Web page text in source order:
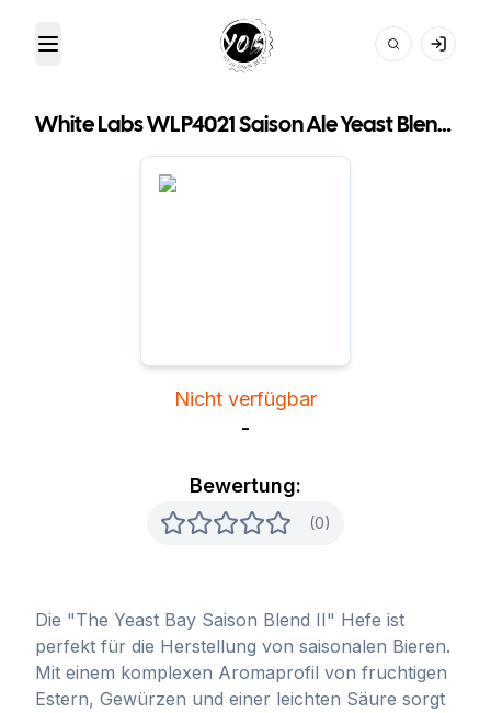
Toggle Menu Your Own Beer
White Labs WLP4021 Saison Ale Yeast Blend II
Bewertung:
(0)
Nicht verfügbar
-
Die "The Yeast Bay Saison Blend II" Hefe ist
perfekt für die Herstellung von saisonalen Bieren.
Mit einem komplexen Aromaprofil von fruchtigen
Estern, Gewürzen und einer leichten Säure sorgt